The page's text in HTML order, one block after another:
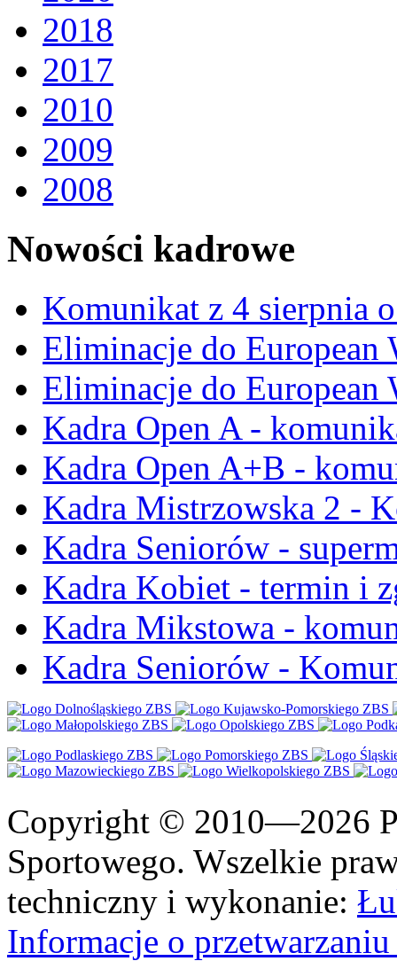
2018
2017
2010
2009
2008
Nowości kadrowe
Komunikat z 4 sierpnia
Eliminacje do European
Eliminacje do European
Kadra Open A -
Kadra Open A+B -
Kadra Mistrzowska 2 -
Kadra Seniorów -
Kadra Kobiet - termin i
Kadra Mikstowa -
Kadra Seniorów -
Copyright © 2010—2026
Sportowego. Wszelkie
techniczny i wykonanie:
Informacje o